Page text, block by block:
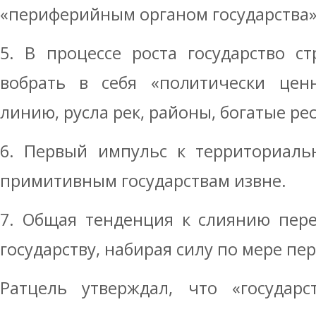
«периферийным органом
5. В процессе роста государство
вобрать в себя «политически
линию, русла рек, районы, богатые
6. Первый импульс к
примитивным государствам извне.
7. Общая тенденция к слиянию
государству, набирая силу по мере
Ратцель утверждал, что